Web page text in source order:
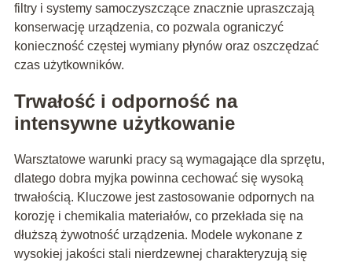
filtry i systemy samoczyszczące znacznie upraszczają
konserwację urządzenia, co pozwala ograniczyć
konieczność częstej wymiany płynów oraz oszczędzać
czas użytkowników.
Trwałość i odporność na
intensywne użytkowanie
Warsztatowe warunki pracy są wymagające dla sprzętu,
dlatego dobra myjka powinna cechować się wysoką
trwałością. Kluczowe jest zastosowanie odpornych na
korozję i chemikalia materiałów, co przekłada się na
dłuższą żywotność urządzenia. Modele wykonane z
wysokiej jakości stali nierdzewnej charakteryzują się